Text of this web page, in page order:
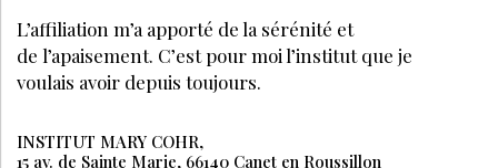
L’affiliation m’a apporté de la sérénité et
de l’apaisement. C’est pour moi l’institut que je
voulais avoir depuis toujours.
INSTITUT MARY COHR,
15 av. de Sainte Marie, 66140 Canet en Roussillon